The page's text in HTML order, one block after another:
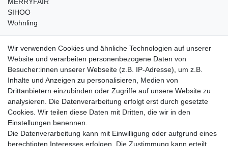
MERRYFAIR
SIHOO
Wohnling
weitere Shops
traumlampen- Lampen und Kronleuchter
kinderwagencenter- Exklusive und günstige Kinderwagen
gastrogeraete24- alles für Gastronomie und Imbiss
soziale Medien
Facebook
sicher einkaufen
Wir verwenden Cookies und ähnliche Technologien auf unserer
Website und verarbeiten personenbezogene Daten von
Besucher:innen unserer Webseite (z.B. IP-Adresse), um z.B.
Inhalte und Anzeigen zu personalisieren, Medien von
Drittanbietern einzubinden oder Zugriffe auf unsere Website zu
analysieren. Die Datenverarbeitung erfolgt erst durch gesetzte
Cookies. Wir teilen diese Daten mit Dritten, die wir in den
Einstellungen benennen.
Die Datenverarbeitung kann mit Einwilligung oder aufgrund eines
berechtigten Interesses erfolgen. Die Zustimmung kann erteilt